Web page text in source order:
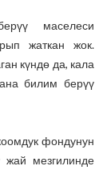
маселеси
жаткан жок.
күндө да, кала
билим берүү
фондунун
жай мезгилинде